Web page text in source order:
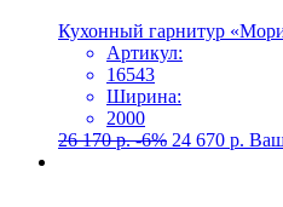
Кухонный гарнитур
Артикул:
16543
Ширина:
2000
26 170р. -6% 24 670 р.